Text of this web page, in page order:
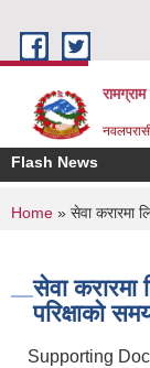
Flash News
You are
Home » सेवा करारमा
सेवा करारमा
परिक्षाकाे
Supporting